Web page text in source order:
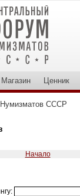
Магазин Ценник
СССР
Начало